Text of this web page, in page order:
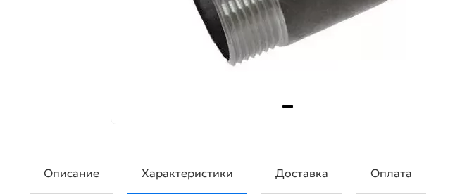
Описание Характеристики Доставка
Оплата